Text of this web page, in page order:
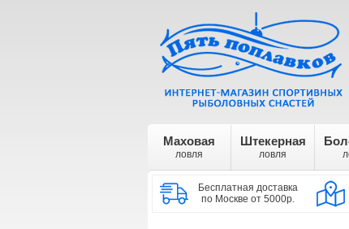
Маховая
ловля
Штекерная
ловля
Бесплатная доставка
по Москве от 5000р.